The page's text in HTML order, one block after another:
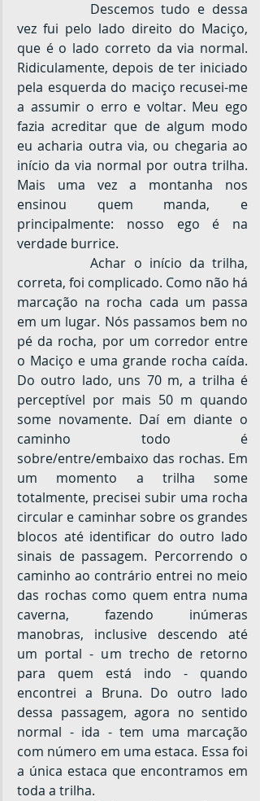
vez fui pelo lado direito do Maciço,
que é o lado correto da via normal.
Ridiculamente, depois de ter iniciado
pela esquerda do maciço recusei-me
a assumir o erro e voltar. Meu ego
fazia acreditar que de algum modo
eu acharia outra via, ou chegaria ao
início da via normal por outra trilha.
Mais uma vez a montanha nos
ensinou quem manda, e
principalmente: nosso ego é na
verdade burrice.
		Achar o início da trilha,
correta, foi complicado. Como não há
marcação na rocha cada um passa
em um lugar. Nós passamos bem no
pé da rocha, por um corredor entre
o Maciço e uma grande rocha caída.
Do outro lado, uns 70 m, a trilha é
perceptível por mais 50 m quando
some novamente. Daí em diante o
caminho todo é
sobre/entre/embaixo das rochas. Em
um momento a trilha some
totalmente, precisei subir uma rocha
circular e caminhar sobre os grandes
blocos até identificar do outro lado
sinais de passagem. Percorrendo o
caminho ao contrário entrei no meio
das rochas como quem entra numa
caverna, fazendo inúmeras
manobras, inclusive descendo até
um portal - um trecho de retorno
para quem está indo - quando
encontrei a Bruna. Do outro lado
dessa passagem, agora no sentido
normal - ida - tem uma marcação
com número em uma estaca. Essa foi
a única estaca que encontramos em
toda a trilha.